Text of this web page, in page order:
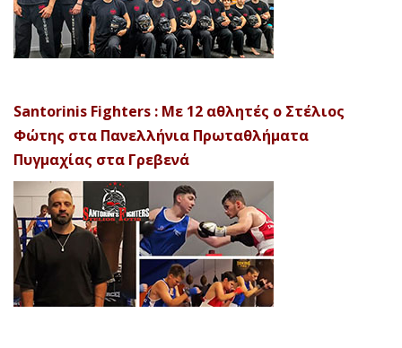
Santorinis Fighters : Με 12 αθλητές ο Στέλιος
Φώτης στα Πανελλήνια Πρωταθλήματα
Πυγμαχίας στα Γρεβενά